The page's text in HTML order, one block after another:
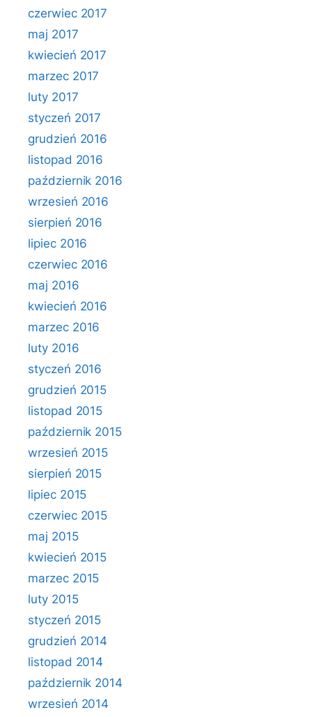
czerwiec 2017
maj 2017
kwiecień 2017
marzec 2017
luty 2017
styczeń 2017
grudzień 2016
listopad 2016
październik 2016
wrzesień 2016
sierpień 2016
lipiec 2016
czerwiec 2016
maj 2016
kwiecień 2016
marzec 2016
luty 2016
styczeń 2016
grudzień 2015
listopad 2015
październik 2015
wrzesień 2015
sierpień 2015
lipiec 2015
czerwiec 2015
maj 2015
kwiecień 2015
marzec 2015
luty 2015
styczeń 2015
grudzień 2014
listopad 2014
październik 2014
wrzesień 2014